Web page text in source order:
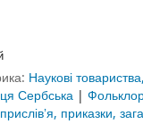
Наукові
Сербська |
приказки,